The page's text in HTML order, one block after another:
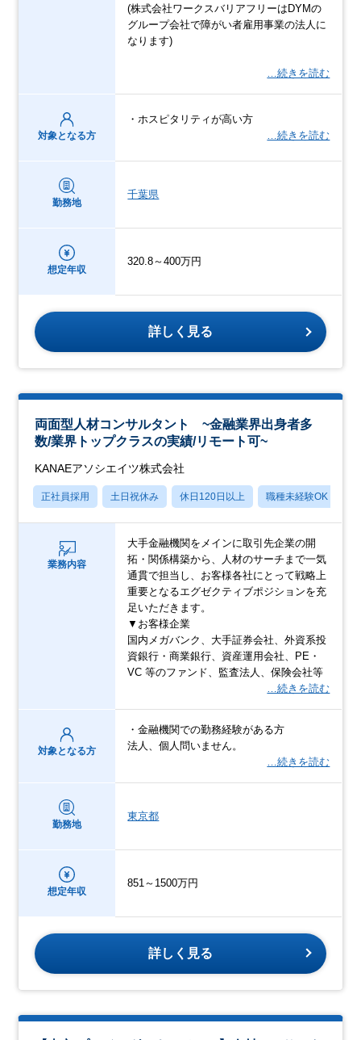
(株式会社ワークスバリアフリーはDYMの
グループ会社で障がい者雇用事業の法人に
なります)
…続きを読む
対象となる方
・ホスピタリティが高い方
…続きを読む
勤務地
千葉県
想定年収
320.8～400万円
詳しく見る
両面型人材コンサルタント ~金融業界出身者多
数/業界トップクラスの実績/リモート可~
KANAEアソシエイツ株式会社
正社員採用 土日祝休み 休日120日以上 職種未経験OK
業務内容
大手金融機関をメインに取引先企業の開
拓・関係構築から、人材のサーチまで一気
通貫で担当し、お客様各社にとって戦略上
重要となるエグゼクティブポジションを充
足いただきます。
▼お客様企業
国内メガバンク、大手証券会社、外資系投
資銀行・商業銀行、資産運用会社、PE・
VC 等のファンド、監査法人、保険会社等
…続きを読む
対象となる方
・金融機関での勤務経験がある方
法人、個人問いません。
…続きを読む
勤務地
東京都
想定年収
851～1500万円
詳しく見る